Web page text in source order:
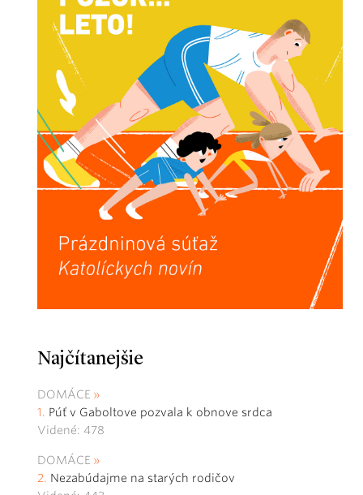
Najčítanejšie
DOMÁCE
Púť v Gaboltove pozvala k obnove srdca
Videné: 478
DOMÁCE
Nezabúdajme na starých rodičov